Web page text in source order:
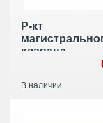
Р-кт
клапана
В наличии